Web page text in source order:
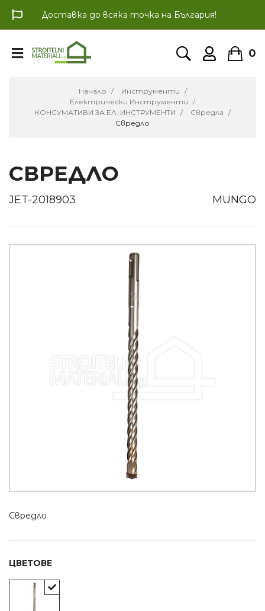
Доставка до всяка точка на България!
0
Начало
Инструменти
Електрически Инструменти
КОНСУМАТИВИ ЗА ЕЛ. ИНСТРУМЕНТИ
Свредла
Свредло
СВРЕДЛО
JET-2018903 MUNGO
Свредло
ЦВЕТОВЕ